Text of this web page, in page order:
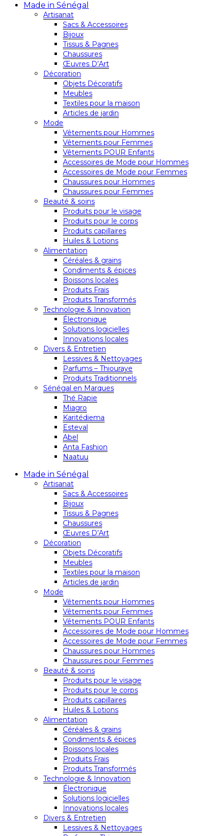
Made in Sénégal
Artisanat
Sacs & Accessoires
Bijoux
Tissus & Pagnes
Chaussures
Œuvres D’Art
Décoration
Objets Décoratifs
Meubles
Textiles pour la maison
Articles de jardin
Mode
Vêtements pour Hommes
Vêtements pour Femmes
Vêtements POUR Enfants
Accessoires de Mode pour Hommes
Accessoires de Mode pour Femmes
Chaussures pour Hommes
Chaussures pour Femmes
Beauté & soins
Produits pour le visage
Produits pour le corps
Produits capillaires
Huiles & Lotions
Alimentation
Céréales & grains
Condiments & épices
Boissons locales
Produits Frais
Produits Transformés
Technologie & Innovation
Électronique
Solutions logicielles
Innovations locales
Divers & Entretien
Lessives & Nettoyages
Parfums – Thiouraye
Produits Traditionnels
Sénégal en Marques
Thé Rapie
Miagro
Karitédiema
Esteval
Abel
Anta Fashion
Naatuu
Made in Sénégal
Artisanat
Sacs & Accessoires
Bijoux
Tissus & Pagnes
Chaussures
Œuvres D’Art
Décoration
Objets Décoratifs
Meubles
Textiles pour la maison
Articles de jardin
Mode
Vêtements pour Hommes
Vêtements pour Femmes
Vêtements POUR Enfants
Accessoires de Mode pour Hommes
Accessoires de Mode pour Femmes
Chaussures pour Hommes
Chaussures pour Femmes
Beauté & soins
Produits pour le visage
Produits pour le corps
Produits capillaires
Huiles & Lotions
Alimentation
Céréales & grains
Condiments & épices
Boissons locales
Produits Frais
Produits Transformés
Technologie & Innovation
Électronique
Solutions logicielles
Innovations locales
Divers & Entretien
Lessives & Nettoyages